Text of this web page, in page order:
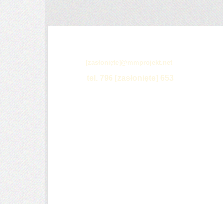
[zasłonięte] @mmprojekt.net
tel. 796 [zasłonięte] 653